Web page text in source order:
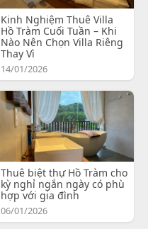
Kinh Nghiệm Thuê Villa
Hồ Tràm Cuối Tuần – Khi
Nào Nên Chọn Villa Riêng
Thay Vì
14/01/2026
Thuê biệt thự Hồ Tràm cho
kỳ nghỉ ngắn ngày có phù
hợp với gia đình
06/01/2026